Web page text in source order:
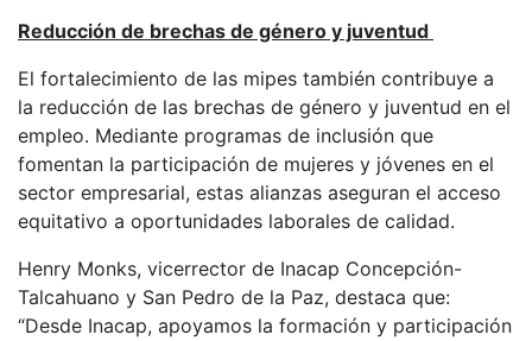
Reducción de brechas de género y juventud
El fortalecimiento de las mipes también contribuye a
la reducción de las brechas de género y juventud en el
empleo. Mediante programas de inclusión que
fomentan la participación de mujeres y jóvenes en el
sector empresarial, estas alianzas aseguran el acceso
equitativo a oportunidades laborales de calidad.
Henry Monks, vicerrector de Inacap Concepción-
Talcahuano y San Pedro de la Paz, destaca que:
“Desde Inacap, apoyamos la formación y participación